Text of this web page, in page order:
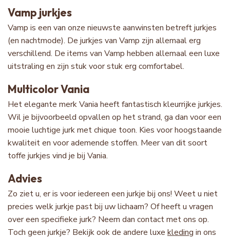
Vamp jurkjes
Vamp is een van onze nieuwste aanwinsten betreft jurkjes
(en nachtmode). De jurkjes van Vamp zijn allemaal erg
verschillend. De items van Vamp hebben allemaal een luxe
uitstraling en zijn stuk voor stuk erg comfortabel.
Multicolor Vania
Het elegante merk Vania heeft fantastisch kleurrijke jurkjes.
Wil je bijvoorbeeld opvallen op het strand, ga dan voor een
mooie luchtige jurk met chique toon. Kies voor hoogstaande
kwaliteit en voor ademende stoffen. Meer van dit soort
toffe jurkjes vind je bij Vania.
Advies
Zo ziet u, er is voor iedereen een jurkje bij ons! Weet u niet
precies welk jurkje past bij uw lichaam? Of heeft u vragen
over een specifieke jurk? Neem dan contact met ons op.
Toch geen jurkje? Bekijk ook de andere luxe kleding in ons